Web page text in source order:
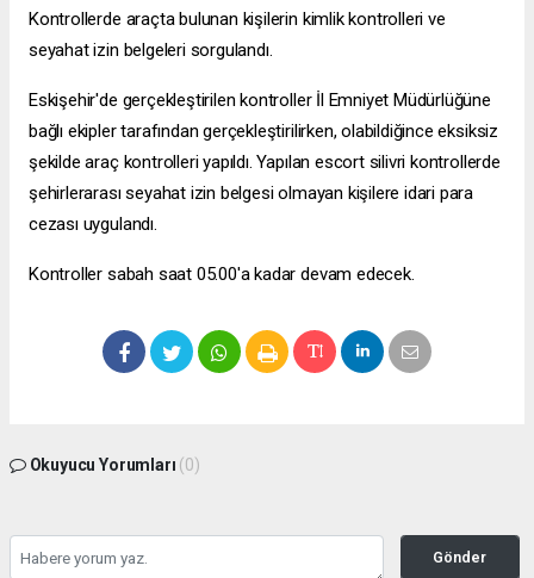
Kontrollerde araçta bulunan kişilerin kimlik kontrolleri ve
seyahat izin belgeleri sorgulandı.
Eskişehir'de gerçekleştirilen kontroller İl Emniyet Müdürlüğüne
bağlı ekipler tarafından gerçekleştirilirken, olabildiğince eksiksiz
şekilde araç kontrolleri yapıldı. Yapılan escort silivri kontrollerde
şehirlerarası seyahat izin belgesi olmayan kişilere idari para
cezası uygulandı.
Kontroller sabah saat 05.00'a kadar devam edecek.
Okuyucu Yorumları (0)
Gönder